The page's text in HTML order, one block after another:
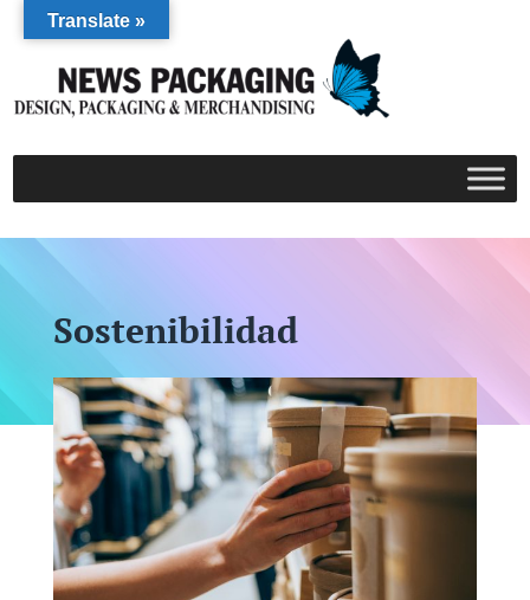
Sostenibilidad
Translate »